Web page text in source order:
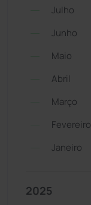
Julho
Junho
Maio
Abril
Março
Fevereiro
Janeiro
2025